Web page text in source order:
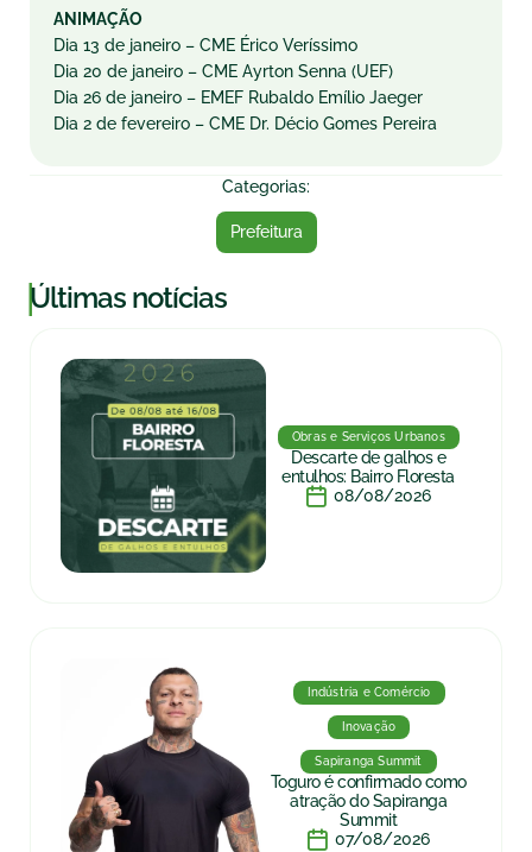
ANIMAÇÃO
Dia 13 de janeiro – CME Érico Veríssimo
Dia 20 de janeiro – CME Ayrton Senna (UEF)
Dia 26 de janeiro – EMEF Rubaldo Emílio Jaeger
Dia 2 de fevereiro – CME Dr. Décio Gomes Pereira
Categorias:
Prefeitura
|Últimas notícias
Obras e Serviços Urbanos
Descarte de galhos e
entulhos: Bairro Floresta
08/08/2026
Indústria e Comércio
Inovação
Sapiranga Summit
Toguro é confirmado como
atração do Sapiranga
Summit
07/08/2026